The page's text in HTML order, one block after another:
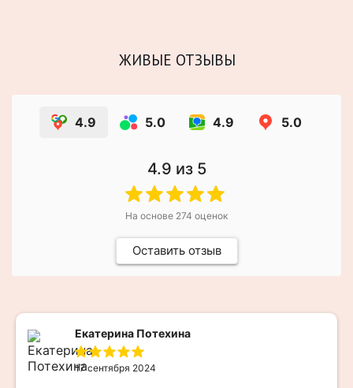
ЖИВЫЕ ОТЗЫВЫ
4.9 5.0 4.9 5.0
4.9 из 5
На основе 274 оценок
Оставить отзыв
Екатерина Потехина
17 сентября 2024